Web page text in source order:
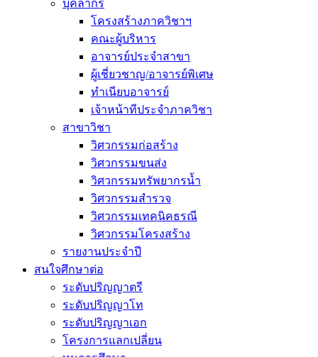
บุคลากร
โครงสร้างภาควิชาฯ
คณะผู้บริหาร
อาจารย์ประจำสาขา
ผู้เชี่ยวชาญ/อาจารย์พิเศษ
ทำเนียบอาจารย์
เจ้าหน้าทีประจำภาควิชา
สาขาวิชา
วิศวกรรมก่อสร้าง
วิศวกรรมขนส่ง
วิศวกรรมทรัพยากรน้ำ
วิศวกรรมสำรวจ
วิศวกรรมเทคนิคธรณี
วิศวกรรมโครงสร้าง
รายงานประจำปี
สนใจศึกษาต่อ
ระดับปริญญาตรี
ระดับปริญญาโท
ระดับปริญญาเอก
โครงการแลกเปลี่ยน